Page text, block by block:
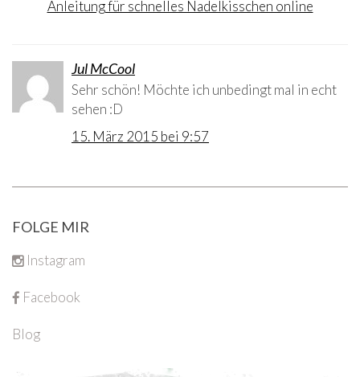
Anleitung für schnelles Nadelkisschen online
Jul McCool
Sehr schön! Möchte ich unbedingt mal in echt
sehen :D
15. März 2015 bei 9:57
FOLGE MIR
Instagram
Facebook
Blog